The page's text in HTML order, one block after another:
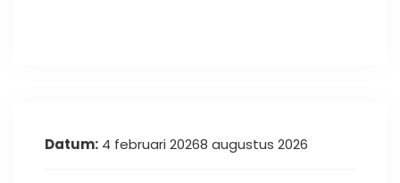
Datum: 4 februari 20268 augustus 2026